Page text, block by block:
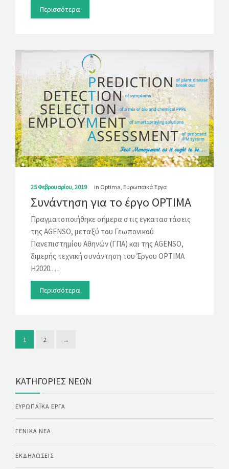
Περισσότερα
25 Φεβρουαρίου, 2019 in Optima Ευρωπαϊκά Έργα
Συνάντηση για το έργο OPTIMA
Πραγματοποιήθηκε σήμερα στις εγκαταστάσεις
της AGENSO, μεταξύ του Γεωπονικού
Πανεπιστημίου Αθηνών (ΓΠΑ) και της AGENSO,
διμερής τεχνική συνάντηση του Έργου OPTIMA
Η2020.…
Περισσότερα
1 2 →
ΚΑΤΗΓΟΡΊΕΣ ΝΈΩΝ
ΕΥΡΩΠΑΪΚΆ ΈΡΓΑ
ΓΕΝΙΚΆ ΝΈΑ
ΕΚΔΗΛΏΣΕΙΣ